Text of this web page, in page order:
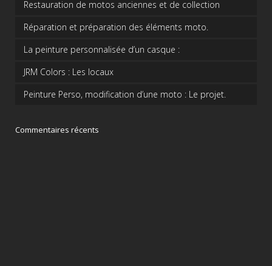
Restauration de motos anciennes et de collection
Réparation et préparation des éléments moto.
La peinture personnalisée d’un casque :
JRM Colors : Les locaux
Peinture Perso, modification d’une moto : Le projet.
Commentaires récents